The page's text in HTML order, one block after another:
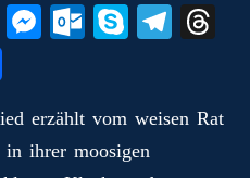
E
M
ng
er
O
ok
.c
S
Te
a
ds
erzählt vom weisen Rat
ihrer moosigen